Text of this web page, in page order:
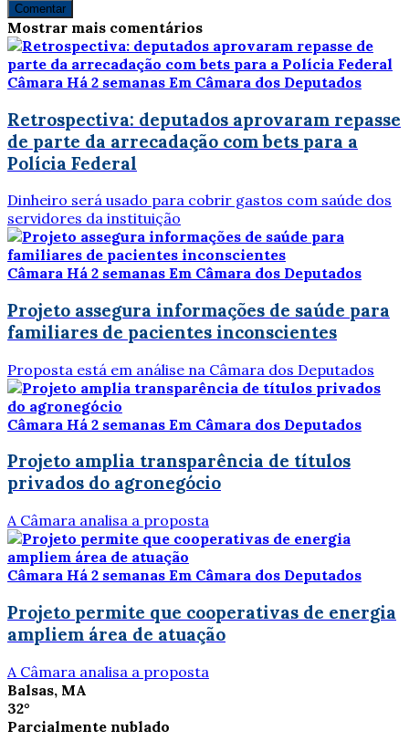
Comentar
Mostrar mais comentários
Câmara Há 2 semanas Em Câmara dos Deputados
Retrospectiva: deputados aprovaram repasse
de parte da arrecadação com bets para a
Polícia Federal
Dinheiro será usado para cobrir gastos com saúde dos
servidores da instituição
Câmara Há 2 semanas Em Câmara dos Deputados
Projeto assegura informações de saúde para
familiares de pacientes inconscientes
Proposta está em análise na Câmara dos Deputados
Câmara Há 2 semanas Em Câmara dos Deputados
Projeto amplia transparência de títulos
privados do agronegócio
A Câmara analisa a proposta
Câmara Há 2 semanas Em Câmara dos Deputados
Projeto permite que cooperativas de energia
ampliem área de atuação
A Câmara analisa a proposta
Balsas, MA
32°
Parcialmente nublado